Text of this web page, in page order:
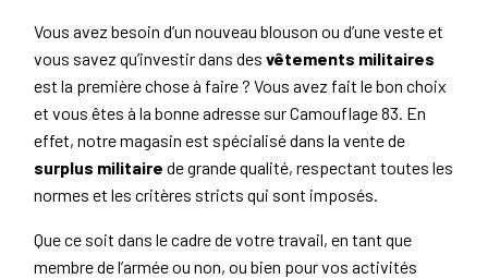
Vous avez besoin d’un nouveau blouson ou d’une veste et
vous savez qu’investir dans des vêtements militaires
est la première chose à faire ? Vous avez fait le bon choix
et vous êtes à la bonne adresse sur Camouflage 83. En
effet, notre magasin est spécialisé dans la vente de
surplus militaire de grande qualité, respectant toutes les
normes et les critères stricts qui sont imposés.
Que ce soit dans le cadre de votre travail, en tant que
membre de l’armée ou non, ou bien pour vos activités